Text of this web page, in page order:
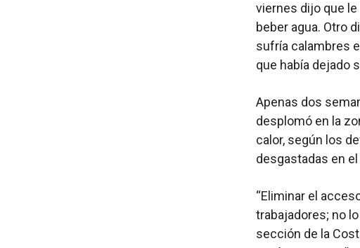
viernes dijo que
beber agua. Otro
sufría calambres
que había dejado
Apenas dos
desplomó en la
calor, según los
desgastadas en
“Eliminar el
trabajadores; no
sección de la